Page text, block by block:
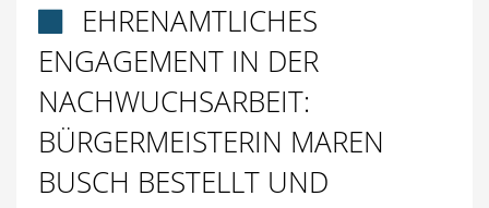
EHRENAMTLICHES
ENGAGEMENT IN DER
NACHWUCHSARBEIT:
BÜRGERMEISTERIN MAREN
BUSCH BESTELLT UND